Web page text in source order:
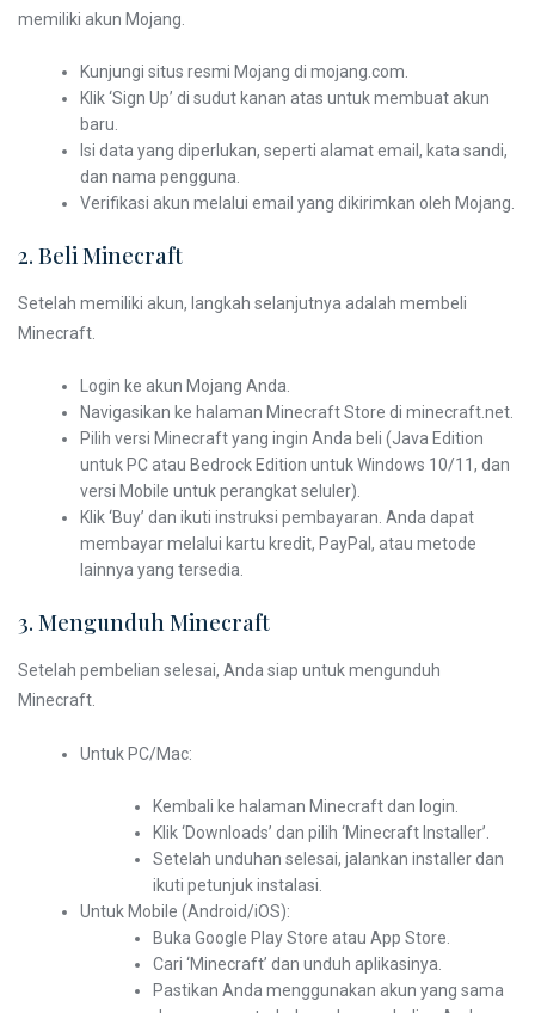
memiliki akun Mojang.
Kunjungi situs resmi Mojang di mojang.com.
Klik ‘Sign Up’ di sudut kanan atas untuk membuat akun
baru.
Isi data yang diperlukan, seperti alamat email, kata sandi,
dan nama pengguna.
Verifikasi akun melalui email yang dikirimkan oleh Mojang.
2. Beli Minecraft
Setelah memiliki akun, langkah selanjutnya adalah membeli
Minecraft.
Login ke akun Mojang Anda.
Navigasikan ke halaman Minecraft Store di minecraft.net.
Pilih versi Minecraft yang ingin Anda beli (Java Edition
untuk PC atau Bedrock Edition untuk Windows 10/11, dan
versi Mobile untuk perangkat seluler).
Klik ‘Buy’ dan ikuti instruksi pembayaran. Anda dapat
membayar melalui kartu kredit, PayPal, atau metode
lainnya yang tersedia.
3. Mengunduh Minecraft
Setelah pembelian selesai, Anda siap untuk mengunduh
Minecraft.
Untuk PC/Mac:
Kembali ke halaman Minecraft dan login.
Klik ‘Downloads’ dan pilih ‘Minecraft Installer’.
Setelah unduhan selesai, jalankan installer dan
ikuti petunjuk instalasi.
Untuk Mobile (Android/iOS):
Buka Google Play Store atau App Store.
Cari ‘Minecraft’ dan unduh aplikasinya.
Pastikan Anda menggunakan akun yang sama